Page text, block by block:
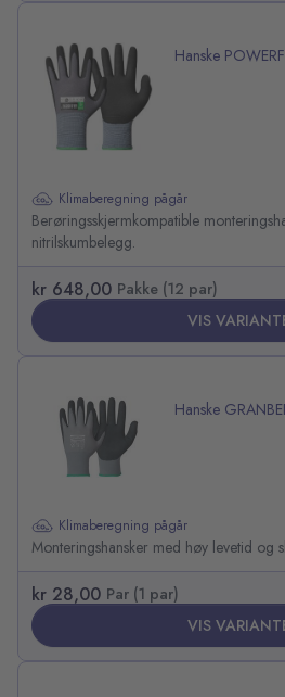
Hanske
Klimaberegning pågår
Berøringsskjermkompatible
nitrilskumbelegg.
VIS
kr 648,00 Pakke (12 par)
Hanske
Klimaberegning pågår
Monteringshansker med høy levetid og
VIS
kr 28,00 Par (1 par)